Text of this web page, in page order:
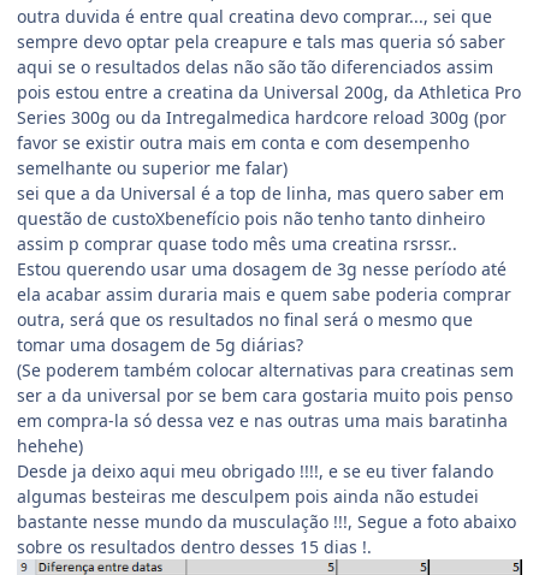
outra duvida é entre qual creatina devo comprar..., sei que
sempre devo optar pela creapure e tals mas queria só saber
aqui se o resultados delas não são tão diferenciados assim
pois estou entre a creatina da Universal 200g, da Athletica Pro
Series 300g ou da Intregalmedica hardcore reload 300g (por
favor se existir outra mais em conta e com desempenho
semelhante ou superior me falar)
sei que a da Universal é a top de linha, mas quero saber em
questão de custoXbenefício pois não tenho tanto dinheiro
assim p comprar quase todo mês uma creatina rsrssr..
Estou querendo usar uma dosagem de 3g nesse período até
ela acabar assim duraria mais e quem sabe poderia comprar
outra, será que os resultados no final será o mesmo que
tomar uma dosagem de 5g diárias?
(Se poderem também colocar alternativas para creatinas sem
ser a da universal por se bem cara gostaria muito pois penso
em compra-la só dessa vez e nas outras uma mais baratinha
hehehe)
Desde ja deixo aqui meu obrigado !!!!, e se eu tiver falando
algumas besteiras me desculpem pois ainda não estudei
bastante nesse mundo da musculação !!!, Segue a foto abaixo
sobre os resultados dentro desses 15 dias !.